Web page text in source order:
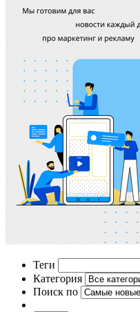
Теги
Категория
Поиск по